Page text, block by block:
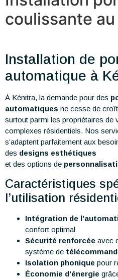
coulissante
Installation de
automatique à
À Kénitra, la demande pour des
automatiques ne cesse de
surtout parmi les propriétaires de
complexes résidentiels. Nos
s’adaptent parfaitement aux
des designs esthétiques
et des options de
Caractéristiques
l’utilisation
Intégration de
confort optimal
Sécurité renforcée avec
système de
Isolation phonique pour
Économie d’énergie